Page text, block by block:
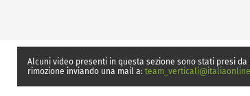
Alcuni video presenti in questa sezione sono stati presi
rimozione inviando una mail a: